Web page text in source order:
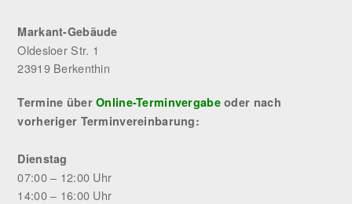
Markant-Gebäude
Oldesloer Str. 1
23919 Berkenthin
Termine überOnline-Terminvergabeoder nach
vorheriger Terminvereinbarung:
Dienstag
07:00 – 12:00 Uhr
14:00 – 16:00 Uhr